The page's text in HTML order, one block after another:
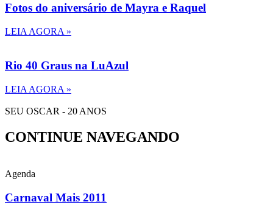
Fotos do aniversário de Mayra e Raquel
LEIA AGORA »
Rio 40 Graus na LuAzul
LEIA AGORA »
SEU OSCAR - 20 ANOS
CONTINUE NAVEGANDO
Agenda
Carnaval Mais 2011